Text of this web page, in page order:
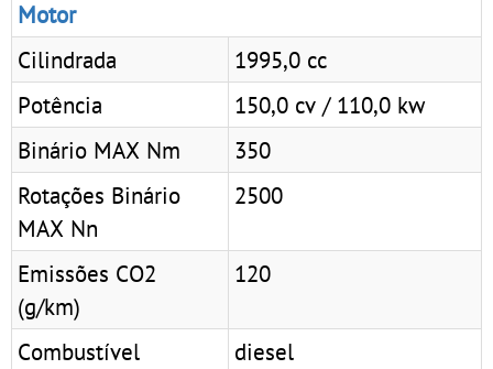
Motor
Cilindrada
1995,0 cc
Potência
150,0 cv / 110,0 kw
Binário MAX Nm
350
Rotações Binário
MAX Nn
2500
Emissões CO2
(g/km)
120
Combustível
diesel